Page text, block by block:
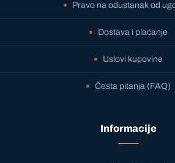
Pravo na odustanak od
Dostava i plaćanje
Uslovi kupovine
Česta pitanja (FAQ)
Informacije